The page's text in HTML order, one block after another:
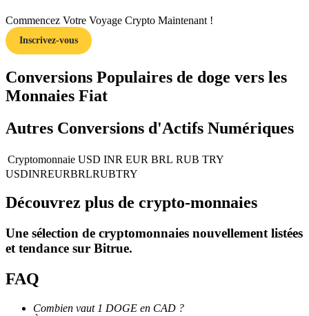
Guide
Stratégies de trading
Apprenez à rester rentable
Commencez Votre Voyage Crypto Maintenant !
Inscrivez-vous
Conversions Populaires de doge vers les
Monnaies Fiat
Autres Conversions d'Actifs Numériques
Cryptomonnaie USD INR EUR BRL RUB TRY
USDINREURBRLRUBTRY
Découvrez plus de crypto-monnaies
Une sélection de cryptomonnaies nouvellement listées
et tendance sur Bitrue.
FAQ
Combien vaut 1 DOGE en CAD ?